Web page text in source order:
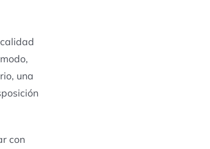
una
con